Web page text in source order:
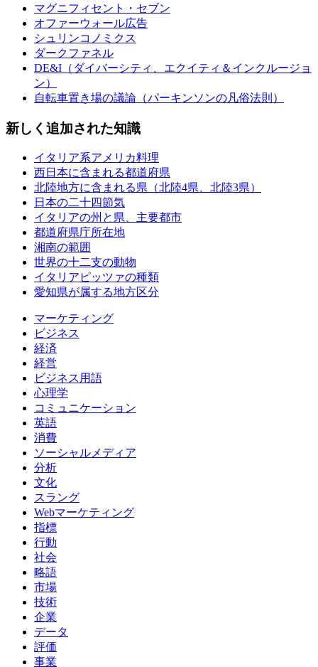
マグニフィセント・セブン
オファーウォール広告
シュリンコノミクス
ダークファネル
DE&I（ダイバーシティ、エクイティ＆インクルージョ
ン）
自転車置き場の議論（パーキンソンの凡俗法則）
新しく追加された知識
イタリア系アメリカ料理
西日本に含まれる都道府県
北陸地方に含まれる県（北陸4県、北陸3県）
日本の二十四節気
イタリアの州と県、主要都市
都道府県庁所在地
湘南の範囲
世界の十二支の動物
イタリアピッツァの種類
愛知県が属する地方区分
マーケティング
ビジネス
経済
経営
ビジネス用語
心理学
コミュニケーション
英語
消費
ソーシャルメディア
分析
文化
スラング
Webマーケティング
指標
行動
社会
略語
市場
技術
企業
データ
評価
事業